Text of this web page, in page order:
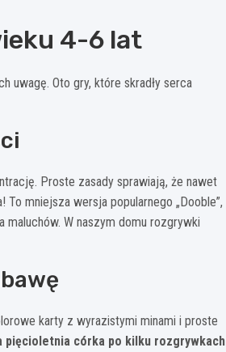
4-6 lat
uwagę. Oto gry, które skradły serca
Proste zasady sprawiają, że nawet
mniejsza wersja popularnego „Dooble”,
W naszym domu rozgrywki
karty z wyrazistymi minami i proste
pięcioletnia córka po kilku rozgrywkach